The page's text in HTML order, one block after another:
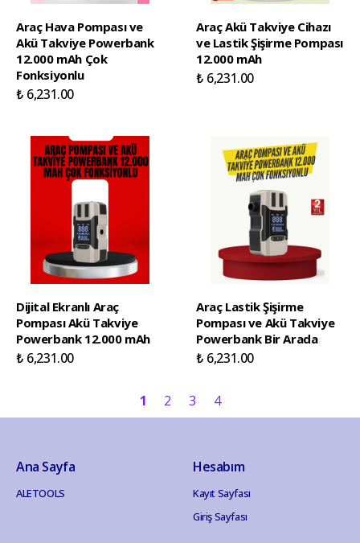
Araç Hava Pompası ve
Akü Takviye Powerbank
12.000 mAh Çok
Fonksiyonlu
₺ 6,231.00
Araç Akü Takviye Cihazı
ve Lastik Şişirme Pompası
12.000 mAh
₺ 6,231.00
Dijital Ekranlı Araç
Pompası Akü Takviye
Powerbank 12.000 mAh
₺ 6,231.00
Araç Lastik Şişirme
Pompası ve Akü Takviye
Powerbank Bir Arada
₺ 6,231.00
1 2 3 4
Ana Sayfa
ALETOOLS
Hesabım
Kayıt Sayfası
Giriş Sayfası